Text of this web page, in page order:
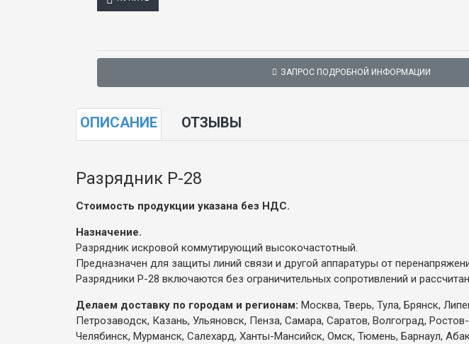
ЗАПРОС ПОДРОБНОЙ ИНФОРМАЦИИ
ОПИСАНИЕ ОТЗЫВЫ
Разрядник Р-28
Стоимость продукции указана без НДС.
Назначение.
Разрядник искровой коммутирующий высокочастотный.
Предназначен для защиты линий связи и другой аппаратуры от
Разрядники Р-28 включаются без ограничительных сопротивлений и
Делаем доставку по городам и регионам: Москва, Тверь, Тула, Брянск,
Петрозаводск, Казань, Ульяновск, Пенза, Самара, Саратов, Волгоград,
Челябинск, Мурманск, Салехард, Ханты-Мансийск, Омск, Тюмень, Барнаул,